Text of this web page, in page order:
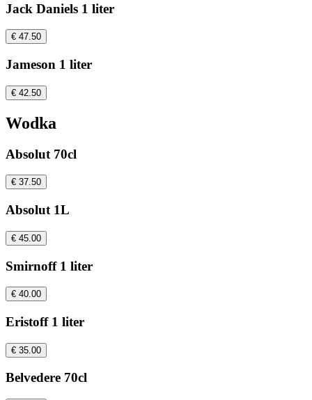
Jack Daniels 1 liter
€ 47.50
Jameson 1 liter
€ 42.50
Wodka
Absolut 70cl
€ 37.50
Absolut 1L
€ 45.00
Smirnoff 1 liter
€ 40.00
Eristoff 1 liter
€ 35.00
Belvedere 70cl